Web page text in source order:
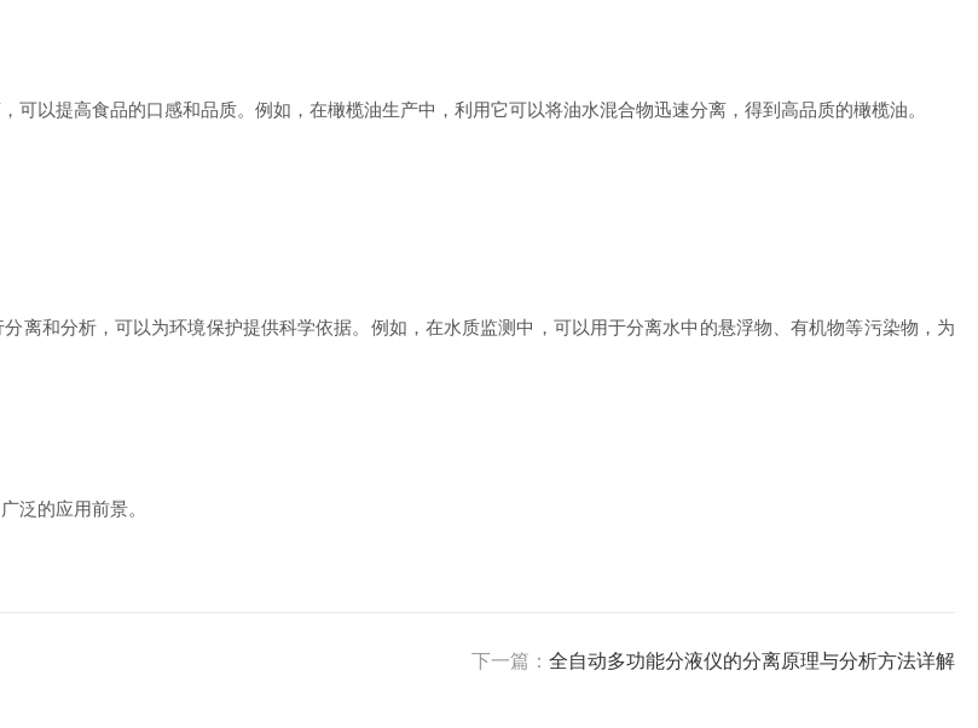
以提高食品的口感和品质。例如，在橄榄油生产中，利用它可以将油水混合物迅速分离，得到高品质的橄榄油。
和分析，可以为环境保护提供科学依据。例如，在水质监测中，可以用于分离水中的悬浮物、有机物等污染物，为
泛的应用前景。
下一篇：全自动多功能分液仪的分离原理与分析方法详解